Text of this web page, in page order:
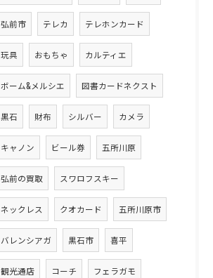
弘前市 テレカ テレホンカード
玩具 おもちゃ カルティエ
ボーム&メルシエ 図書カードネクスト
黒石 財布 シルバー カメラ
キャノン ビール券 五所川原
弘前の買取 スワロフスキー
ネックレス クオカード 五所川原市
バレンシアガ 黒石市 喜平
観光通店 コーチ フェラガモ